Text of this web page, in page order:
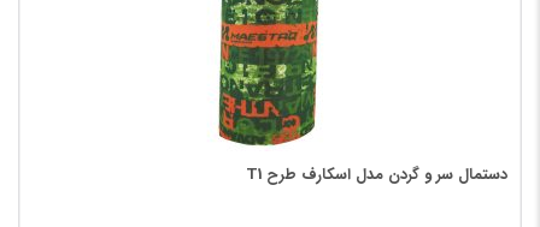
دستمال سر و گردن مدل اسکارف طرح T1